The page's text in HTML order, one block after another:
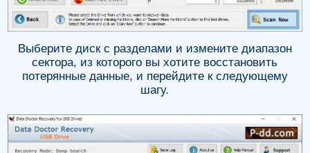
Выберите диск с разделами и измените диапазон
сектора, из которого вы хотите восстановить
потерянные данные, и перейдите к следующему
шагу.